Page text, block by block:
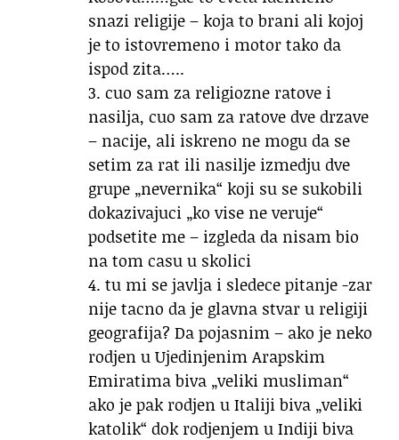
snazi religije – koja to brani ali kojoj
je to istovremeno i motor tako da
ispod zita…..
3. cuo sam za religiozne ratove i
nasilja, cuo sam za ratove dve drzave
– nacije, ali iskreno ne mogu da se
setim za rat ili nasilje izmedju dve
grupe „nevernika“ koji su se sukobili
dokazivajuci „ko vise ne veruje“
podsetite me – izgleda da nisam bio
na tom casu u skolici
4. tu mi se javlja i sledece pitanje -zar
nije tacno da je glavna stvar u religiji
geografija? Da pojasnim – ako je neko
rodjen u Ujedinjenim Arapskim
Emiratima biva „veliki musliman“
ako je pak rodjen u Italiji biva „veliki
katolik“ dok rodjenjem u Indiji biva